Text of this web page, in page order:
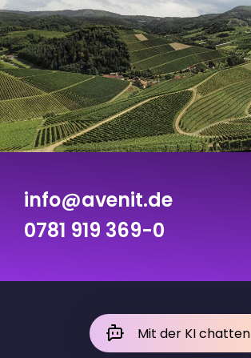
info@avenit.de
0781 919 369-0
Mit der KI chatten